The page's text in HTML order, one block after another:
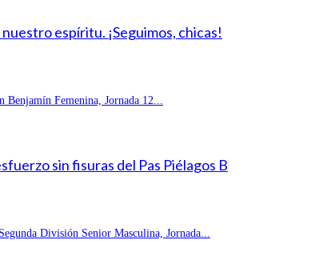
espíritu. ¡Seguimos, chicas!
Femenina, Jornada 12...
sin fisuras del Pas Piélagos B
División Senior Masculina, Jornada...